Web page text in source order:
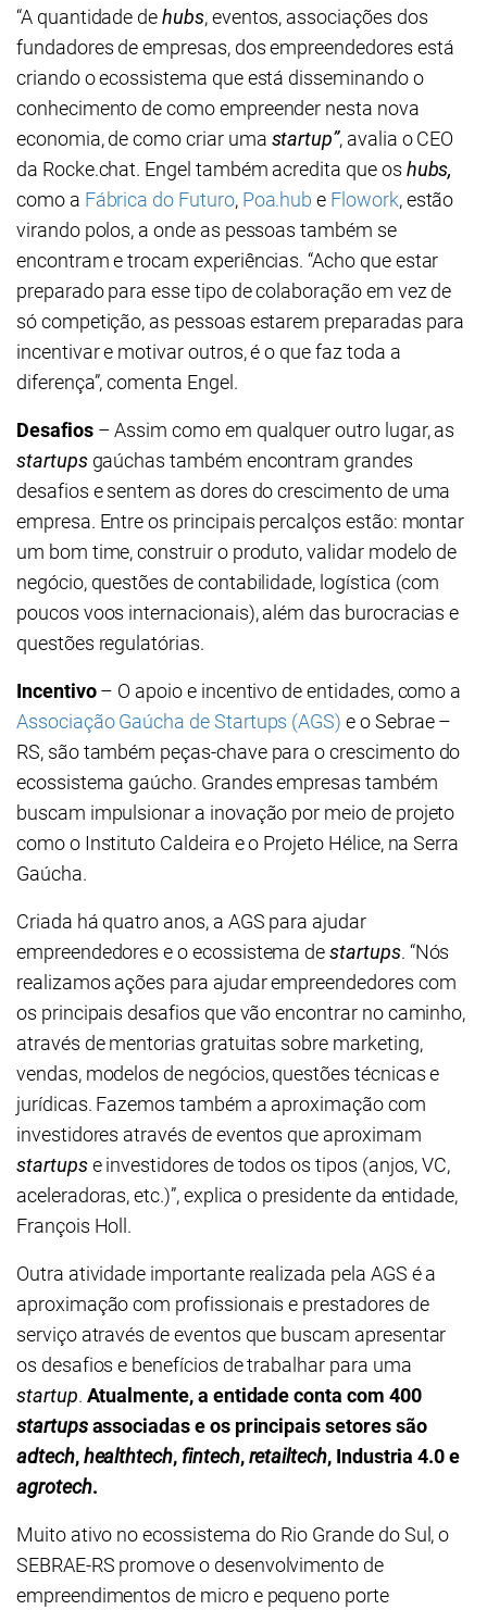
“A quantidade dehubs, eventos, associações dos
fundadores de empresas, dos empreendedores está
criando o ecossistema que está disseminando o
conhecimento de como empreender nesta nova
economia, de como criar uma startup”, avalia o CEO
da Rocke.chat. Engel também acredita que os hubs,
como a Fábrica do Futuro, Poa.hub e Flowork, estão
virando polos, a onde as pessoas também se
encontram e trocam experiências. “Acho que estar
preparado para esse tipo de colaboração em vez de
só competição, as pessoas estarem preparadas para
incentivar e motivar outros, é o que faz toda a
diferença”, comenta Engel.
Desafios– Assim como em qualquer outro lugar, as
startupsgaúchas também encontram grandes
desafios e sentem as dores do crescimento de uma
empresa. Entre os principais percalços estão: montar
um bom time, construir o produto, validar modelo de
negócio, questões de contabilidade, logística (com
poucos voos internacionais), além das burocracias e
questões regulatórias.
Incentivo– O apoio e incentivo de entidades, como a
Associação Gaúcha de Startups (AGS) e o Sebrae –
RS, são também peças-chave para o crescimento do
ecossistema gaúcho. Grandes empresas também
buscam impulsionar a inovação por meio de projeto
como o Instituto Caldeira e o Projeto Hélice, na Serra
Gaúcha.
Criada há quatro anos, a AGS para ajudar
empreendedores e o ecossistema destartups. “Nós
realizamos ações para ajudar empreendedores com
os principais desafios que vão encontrar no caminho,
através de mentorias gratuitas sobre marketing,
vendas, modelos de negócios, questões técnicas e
jurídicas. Fazemos também a aproximação com
investidores através de eventos que aproximam
startupse investidores de todos os tipos (anjos, VC,
aceleradoras, etc.)”, explica o presidente da entidade,
François Holl.
Outra atividade importante realizada pela AGS é a
aproximação com profissionais e prestadores de
serviço através de eventos que buscam apresentar
os desafios e benefícios de trabalhar para uma
startup. Atualmente, a entidade conta com 400
startupsassociadas e os principais setores são
adtech,healthtech, fintech,retailtech, Industria 4.0 e
agrotech.
Muito ativo no ecossistema do Rio Grande do Sul, o
SEBRAE-RS promove o desenvolvimento de
empreendimentos de micro e pequeno porte